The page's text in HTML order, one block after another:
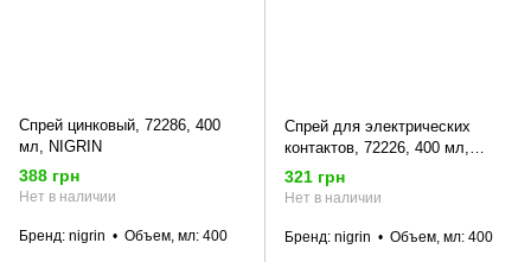
Спрей цинковый, 72286, 400
мл, NIGRIN
388 грн
Нет в наличии
Бренд nigrin Объем, мл 400
Спрей для электрических
контактов, 72226, 400 мл,
NIGRIN
321 грн
Нет в наличии
Бренд nigrin Объем, мл 400